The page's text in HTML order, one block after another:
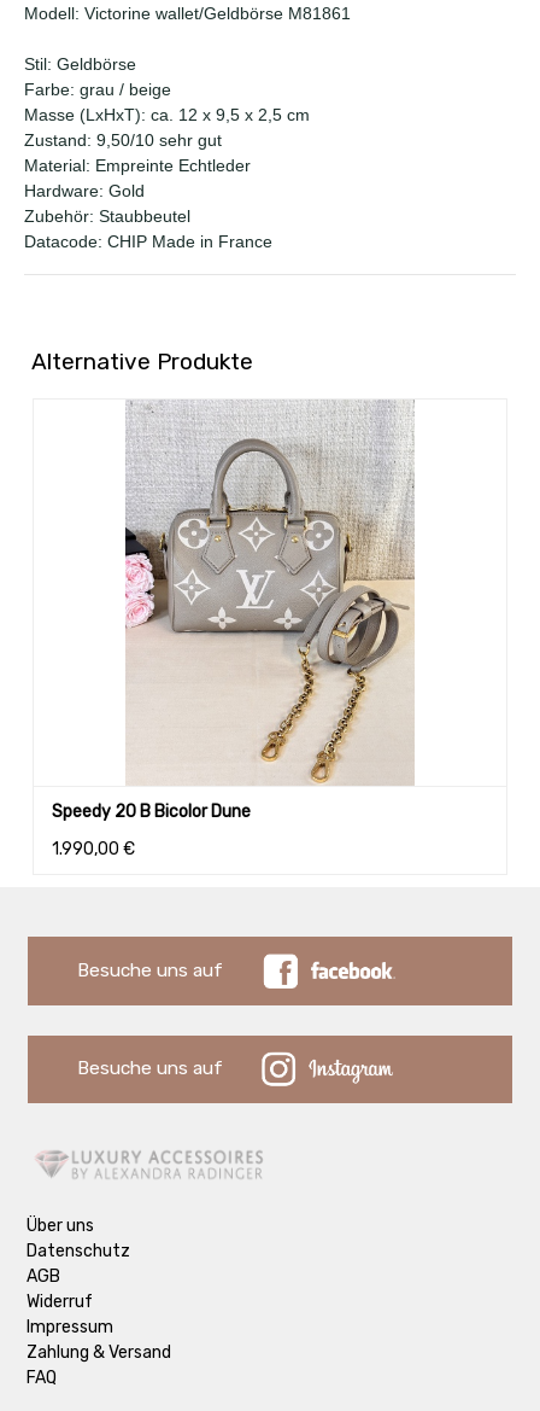
Modell: Victorine wallet/Geldbörse M81861
Stil: Geldbörse
Farbe: grau / beige
Masse (LxHxT): ca. 12 x 9,5 x 2,5 cm
Zustand: 9,50/10 sehr gut
Material: Empreinte Echtleder
Hardware: Gold
Zubehör: Staubbeutel
Datacode: CHIP Made in France
Alternative Produkte
Speedy 20 B Bicolor Dune
1.990,00 €
Besuche uns auf
Besuche uns auf
Über uns
Datenschutz
AGB
Widerruf
Impressum
Zahlung & Versand
FAQ